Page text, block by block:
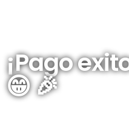
¡Pago
😁 🎉